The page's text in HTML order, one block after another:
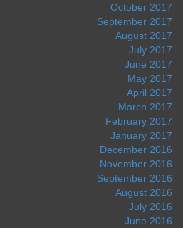
October 2017
September 2017
August 2017
July 2017
June 2017
May 2017
April 2017
March 2017
February 2017
January 2017
December 2016
November 2016
September 2016
August 2016
July 2016
June 2016